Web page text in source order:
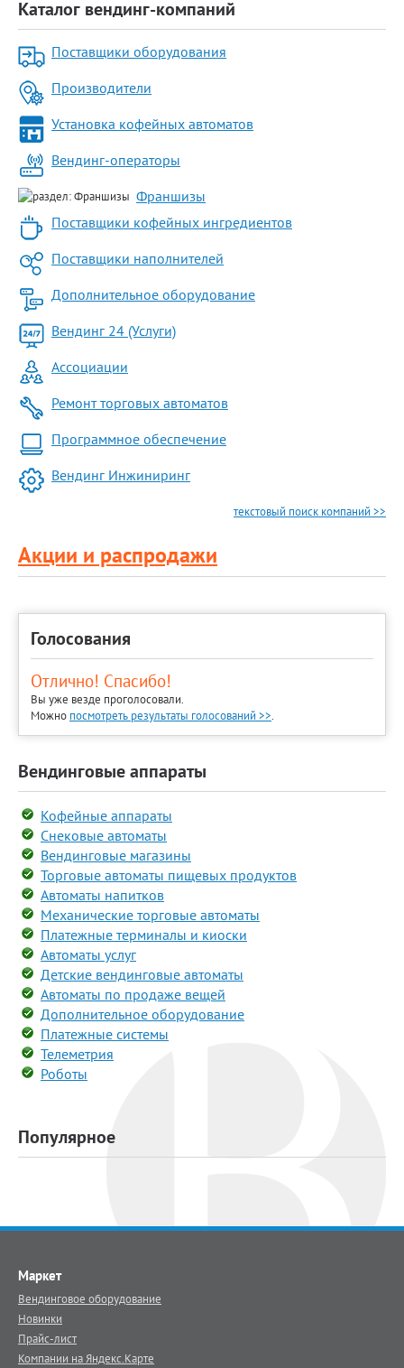
Каталог вендинг-компаний
Поставщики оборудования
Производители
Установка кофейных автоматов
Вендинг-операторы
Франшизы
Поставщики кофейных ингредиентов
Поставщики наполнителей
Дополнительное оборудование
Вендинг 24 (Услуги)
Ассоциации
Ремонт торговых автоматов
Программное обеспечение
Вендинг Инжиниринг
текстовый поиск компаний >>
Акции и распродажи
Голосования
Отлично! Спасибо!
Вы уже везде проголосовали.
Можно посмотреть результаты голосований >>.
Вендинговые аппараты
Кофейные аппараты
Снековые автоматы
Вендинговые магазины
Торговые автоматы пищевых продуктов
Автоматы напитков
Механические торговые автоматы
Платежные терминалы и киоски
Автоматы услуг
Детские вендинговые автоматы
Автоматы по продаже вещей
Дополнительное оборудование
Платежные системы
Телеметрия
Роботы
Популярное
Маркет
Вендинговое оборудование
Новинки
Прайс-лист
Компании на Яндекс.Карте